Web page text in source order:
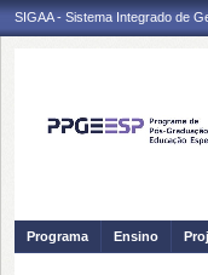
SIGAA - Sistema Integrado de
Programa Ensino